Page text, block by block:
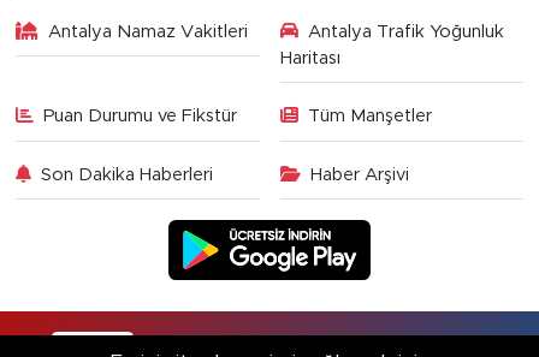
Antalya Namaz Vakitleri
Antalya Trafik Yoğunluk
Haritası
Puan Durumu ve Fikstür Tüm Manşetler
Son Dakika Haberleri Haber Arşivi